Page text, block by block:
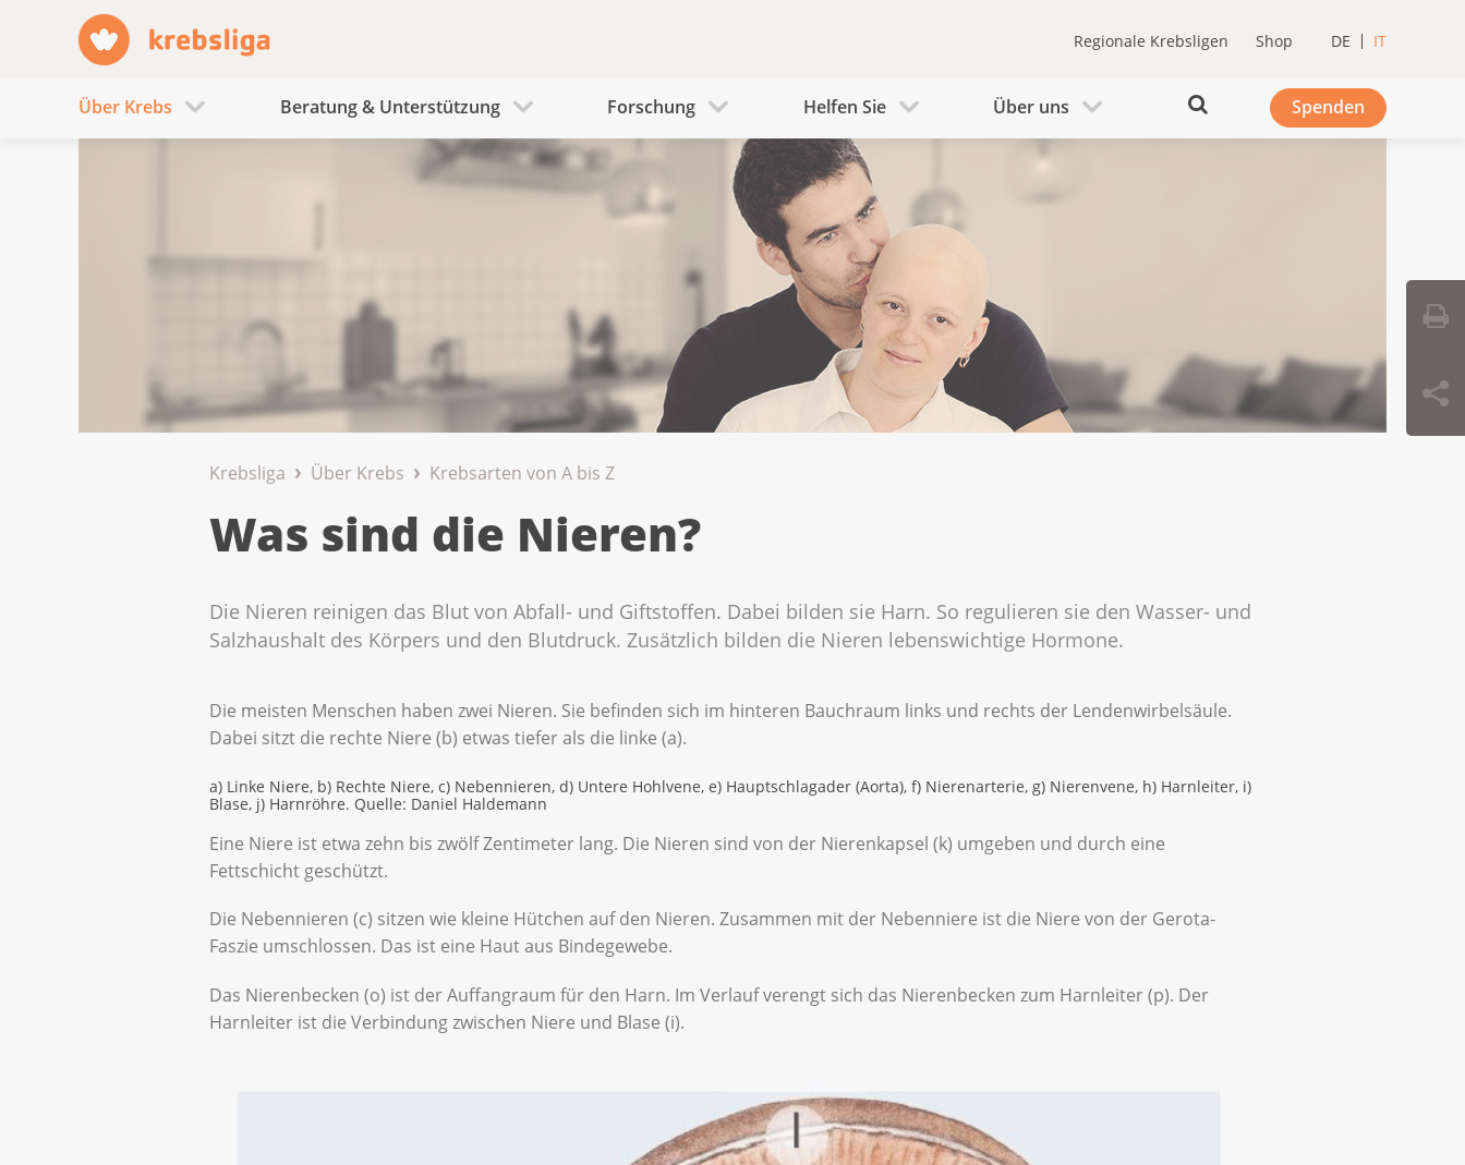
Regionale Krebsligen Shop DE IT
Über Krebs Beratung & Unterstützung Forschung Helfen Sie Über uns Spenden
Krebsliga Über Krebs Krebsarten von A bis Z
Was sind die Nieren?
Die Nieren reinigen das Blut von Abfall- und Giftstoffen. Dabei bilden sie Harn. So regulieren sie den Wasser- und
Salzhaushalt des Körpers und den Blutdruck. Zusätzlich bilden die Nieren lebenswichtige Hormone.
Die meisten Menschen haben zwei Nieren. Sie befinden sich im hinteren Bauchraum links und rechts der Lendenwirbelsäule.
Dabei sitzt die rechte Niere (b) etwas tiefer als die linke (a).
a) Linke Niere, b) Rechte Niere, c) Nebennieren, d) Untere Hohlvene, e) Hauptschlagader (Aorta), f) Nierenarterie, g) Nierenvene, h) Harnleiter, i)
Blase, j) Harnröhre. Quelle: Daniel Haldemann
Eine Niere ist etwa zehn bis zwölf Zentimeter lang. Die Nieren sind von der Nierenkapsel (k) umgeben und durch eine
Fettschicht geschützt.
Die Nebennieren (c) sitzen wie kleine Hütchen auf den Nieren. Zusammen mit der Nebenniere ist die Niere von der Gerota-
Faszie umschlossen. Das ist eine Haut aus Bindegewebe.
Das Nierenbecken (o) ist der Auffangraum für den Harn. Im Verlauf verengt sich das Nierenbecken zum Harnleiter (p). Der
Harnleiter ist die Verbindung zwischen Niere und Blase (i).